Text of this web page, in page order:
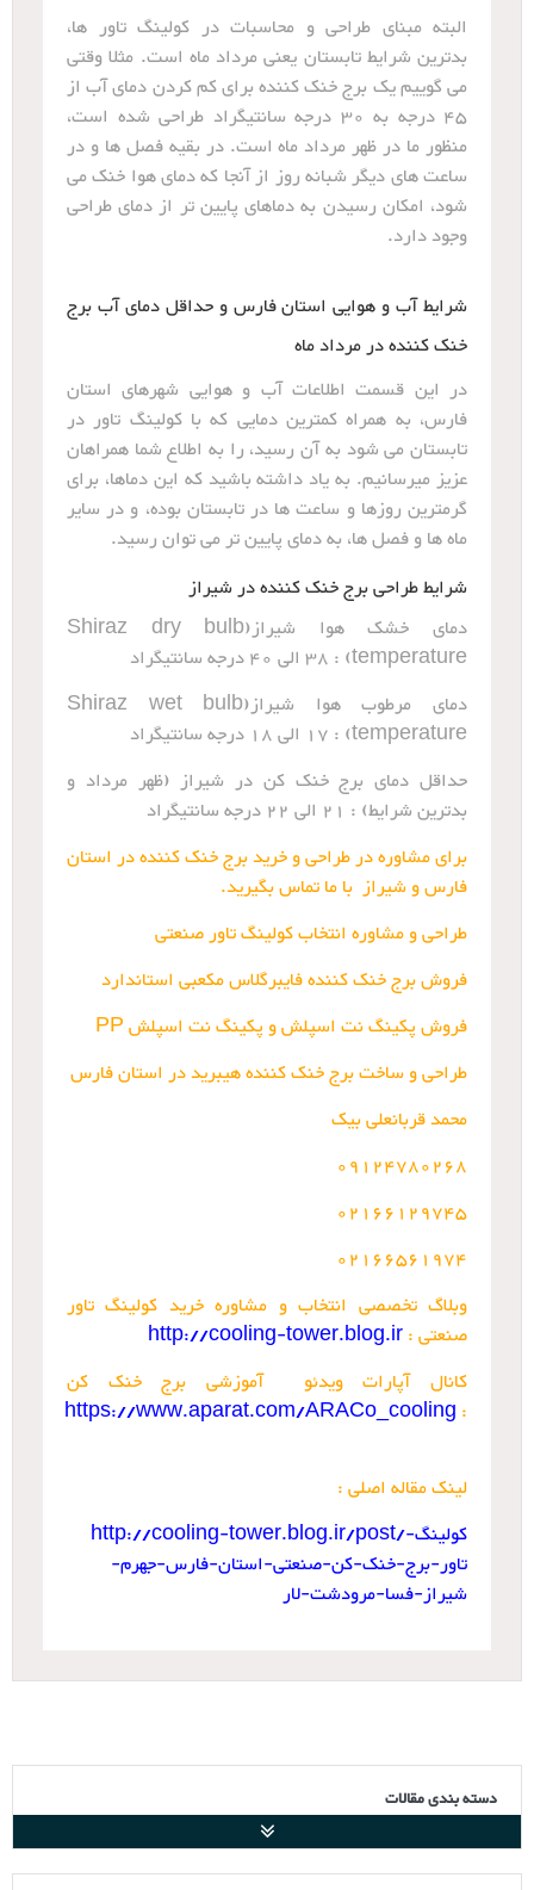
البته مبنای طراحی و محاسبات در کولینگ تاور ها،
بدترین شرایط تابستان یعنی مرداد ماه است. مثلا وقتی
می گوییم یک برج خنک کننده برای کم کردن دمای آب از
45 درجه به 30 درجه سانتیگراد طراحی شده است،
منظور ما در ظهر مرداد ماه است. در بقیه فصل ها و در
ساعت های دیگر شبانه روز از آنجا که دمای هوا خنک می
شود، امکان رسیدن به دماهای پایین تر از دمای طراحی
وجود دارد.
شرایط آب و هوایی استان فارس و حداقل دمای آب برج
خنک کننده در مرداد ماه
در این قسمت اطلاعات آب و هوایی شهرهای استان
فارس، به همراه کمترین دمایی که با کولینگ تاور در
تابستان می شود به آن رسید، را به اطلاع شما همراهان
عزیز میرسانیم. به یاد داشته باشید که این دماها، برای
گرمترین روزها و ساعت ها در تابستان بوده، و در سایر
ماه ها و فصل ها، به دمای پایین تر می توان رسید.
شرایط طراحی برج خنک کننده در شیراز
دمای خشک هوا شیراز(Shiraz dry bulb
temperature) : 38 الی 40 درجه سانتیگراد
دمای مرطوب هوا شیراز(Shiraz wet bulb
temperature) : 17 الی 18 درجه سانتیگراد
حداقل دمای برج خنک کن در شیراز (ظهر مرداد و
بدترین شرایط) : 21 الی 22 درجه سانتیگراد
برای مشاوره در طراحی و خرید برج خنک کننده در استان
فارس و شیراز با ما تماس بگیرید.
طراحی و مشاوره انتخاب کولینگ تاور صنعتی
فروش برج خنک کننده فایبرگلاس مکعبی استاندارد
فروش پکینگ نت اسپلش و پکینگ نت اسپلش PP
طراحی و ساخت برج خنک کننده هیبرید در استان فارس
محمد قربانعلی بیک
09124780268
02166129745
02166561974
وبلاگ تخصصی انتخاب و مشاوره خرید کولینگ تاور
صنعتی :http://cooling-tower.blog.ir
کانال آپارات ویدئو آموزشی برج خنک کن
:
https://www.aparat.com/ARACo_cooling
لینک مقاله اصلی :
http://cooling-tower.blog.ir/post/کولینگ-
تاور-برج-خنک-کن-صنعتی-استان-فارس-جهرم-
شیراز-فسا-مرودشت-لار
دسته بندی مقالات